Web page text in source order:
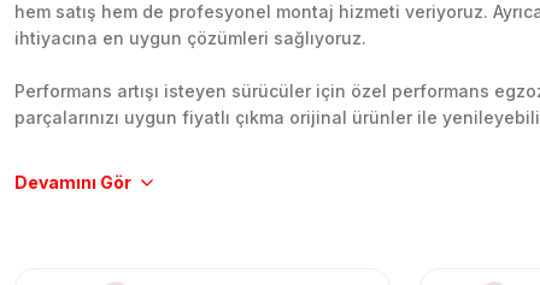
hem satış hem de profesyonel montaj hizmeti veriyoruz.
ihtiyacına en uygun çözümleri sağlıyoruz.
Performans artışı isteyen sürücüler için özel performans
parçalarınızı uygun fiyatlı çıkma orijinal ürünler ile
Tüm ürünlerimiz orijinal, dayanıklı ve uzun ömürlüdür.